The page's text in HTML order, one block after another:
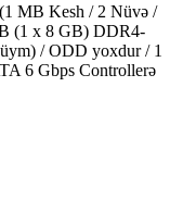
MB Kesh / 2 Nüvə /
(1 x 8 GB) DDR4-
/ ODD yoxdur / 1
6 Gbps Controllerə